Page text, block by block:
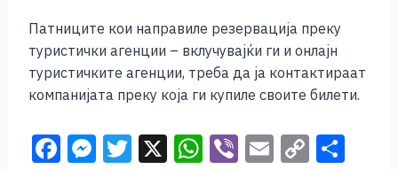
Патниците кои направиле резервација преку
туристички агенции – вклучувајќи ги и онлајн
туристичките агенции, треба да ја контактираат
компанијата преку која ги купиле своите билети.
F M T X W Vi E C